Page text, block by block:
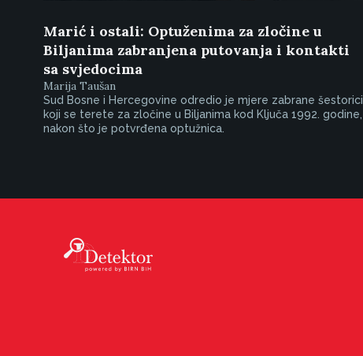
Marić i ostali: Optuženima za zločine u
Biljanima zabranjena putovanja i kontakti
sa svjedocima
Marija Taušan
Sud Bosne i Hercegovine odredio je mjere zabrane šestorici
koji se terete za zločine u Biljanima kod Ključa 1992. godine,
nakon što je potvrđena optužnica.